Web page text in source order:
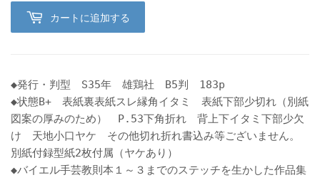
カートに追加する
◆発行・判型 S35年 雄鶏社 B5判 183p
◆状態B+ 表紙裏表紙スレ縁角イタミ 表紙下部少切れ（別紙
図案の厚みのため） P.53下角折れ 背上下イタミ下部少欠
け 天地小口ヤケ その他切れ折れ書込み等ございません。
別紙付録型紙2枚付属（ヤケあり）
◆バイエル手芸教則本１～３までのステッチを生かした作品集